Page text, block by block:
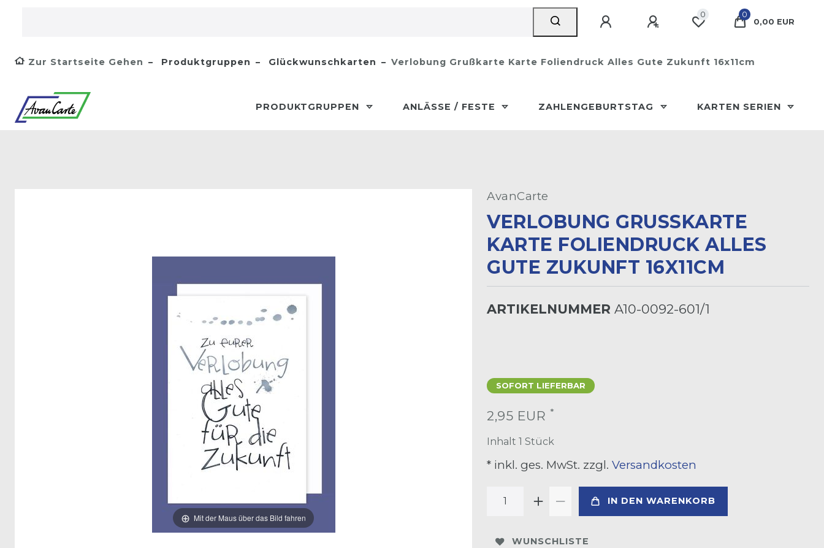
0
0
0,00 EUR
Zur Startseite Gehen Produktgruppen Glückwunschkarten Verlobung Grußkarte Karte Foliendruck Alles Gute Zukunft 16x11cm
PRODUKTGRUPPEN ANLÄSSE / FESTE ZAHLENGEBURTSTAG KARTEN SERIEN
Mit der Maus über das Bild fahren
AvanCarte
VERLOBUNG GRUSSKARTE K
ARTE FOLIENDRUCK ALLES G
UTE ZUKUNFT 16X11CM
ARTIKELNUMMER A10-0092-601/1
SOFORT LIEFERBAR
2,95 EUR *
Inhalt 1 Stück
* inkl. ges. MwSt. zzgl. Versandkosten
IN DEN WARENKORB
WUNSCHLISTE